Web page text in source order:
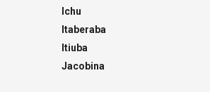
Ichu
Itaberaba
Itiuba
Jacobina